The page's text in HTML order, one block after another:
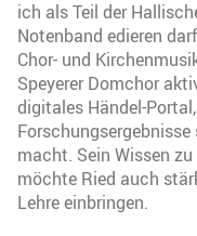
ich als Teil der
Notenband edieren
Chor- und
Speyerer Domchor
digitales Händel-
macht. Sein Wissen
möchte Ried auch
Lehre einbringen.